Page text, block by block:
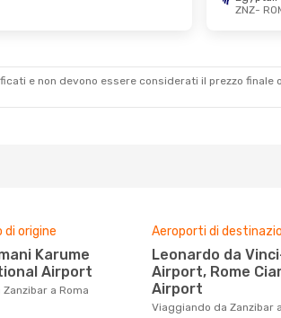
ZNZ-
e non devono essere considerati il ​​prezzo
di origine
Airport
Zanzibar a Roma
Aeroporti di
Leonardo da Vinci-Fiumicino
Airport, Rome
Airport
Viaggiando da Zanzibar